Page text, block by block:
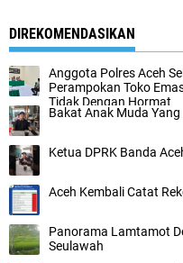
DIREKOMENDASIKAN
Anggota Polres Aceh
Perampokan Toko
Tidak Dengan Hormat
Bakat Anak Muda
Ketua DPRK Banda
Aceh Kembali Catat
Panorama Lamtamot
Seulawah